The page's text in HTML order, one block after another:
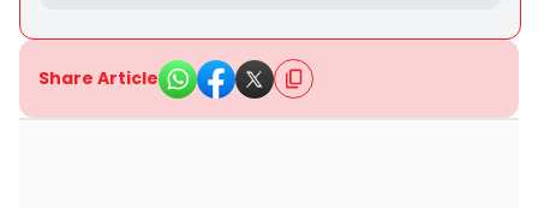
Share Article